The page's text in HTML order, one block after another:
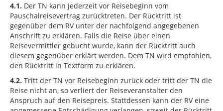
4.1. Der TN kann jederzeit vor Reisebeginn vom
Pauschalreisevertrag zurücktreten. Der Rücktritt ist
gegenüber dem RV unter der nachfolgend angegebenen
Anschrift zu erklären. Falls die Reise über einen
Reisevermittler gebucht wurde, kann der Rücktritt auch
diesem gegenüber erklärt werden. Dem TN wird empfohlen,
den Rücktritt in Textform zu erklären.
4.2. Tritt der TN vor Reisebeginn zurück oder tritt der TN die
Reise nicht an, so verliert der Reiseveranstalter den
Anspruch auf den Reisepreis. Stattdessen kann der RV eine